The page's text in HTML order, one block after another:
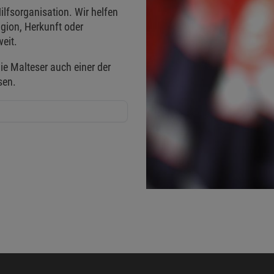
Wir helfen
Herkunft oder
Malteser auch einer der